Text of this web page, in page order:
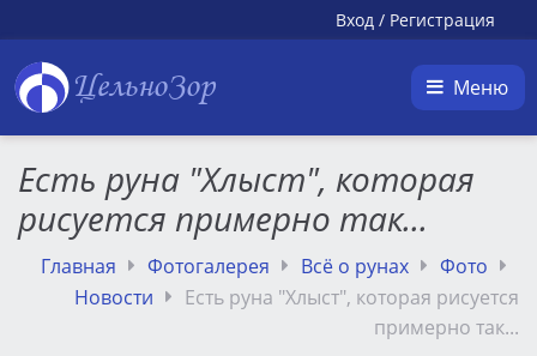
Вход / Регистрация
ЦельноЗор Меню
Есть руна "Хлыст", которая
рисуется примерно так...
Главная Фотогалерея Всё о рунах
Фото
Новости
Есть руна "Хлыст", которая рисуется
примерно так...